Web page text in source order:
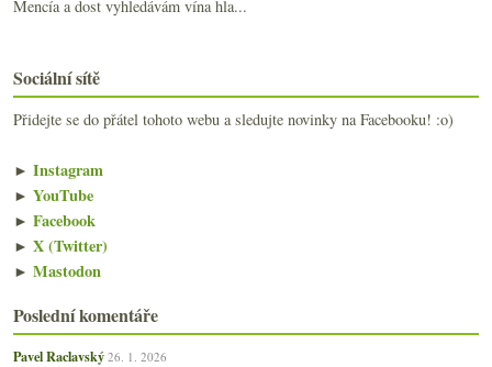
Mencía a dost vyhledávám vína hla...
Sociální sítě
Přidejte se do přátel tohoto webu a sledujte novinky na Facebooku! :o)
► Instagram
► YouTube
► Facebook
► X (Twitter)
► Mastodon
Poslední komentáře
Pavel Raclavský 26. 1. 2026